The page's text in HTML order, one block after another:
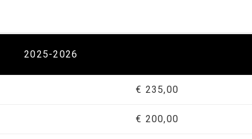
2025-2026
€ 235,00
€ 200,00